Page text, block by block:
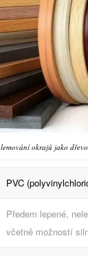
lemování okrajů jako dřevo
PVC
Předem lepené,
včetně možností